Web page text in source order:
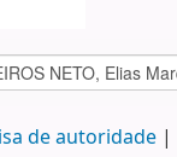
de autoridade